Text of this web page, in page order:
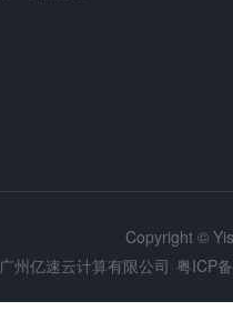
Copyright ©
广州亿速云计算有限公司 粤ICP